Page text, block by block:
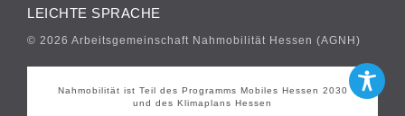
LEICHTE SPRACHE
© 2026 Arbeitsgemeinschaft Nahmobilität Hessen (AGNH)
Nahmobilität ist Teil des Programms Mobiles Hessen 2030
und des Klimaplans Hessen